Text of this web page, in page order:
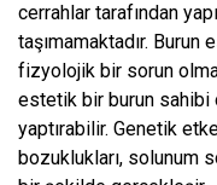
cerrahlar tarafından
taşımamaktadır. Burun
fizyolojik bir sorun
estetik bir burun
yaptırabilir. Genetik
bozuklukları, solunum